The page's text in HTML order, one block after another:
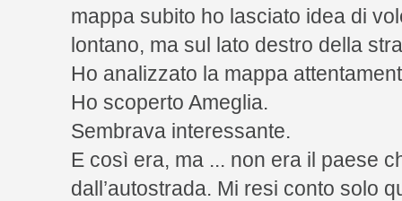
mappa subito ho lasciato idea di
lontano, ma sul lato destro della
Ho analizzato la mappa
Ho scoperto Ameglia.
Sembrava interessante.
E così era, ma ... non era il paese
dall’autostrada. Mi resi conto solo